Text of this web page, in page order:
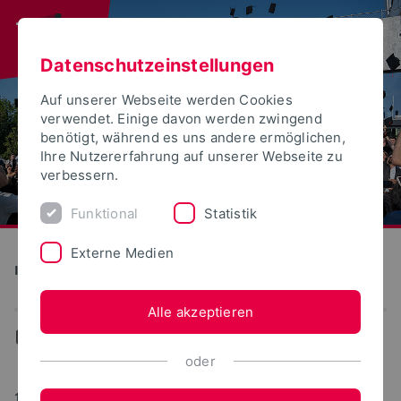
Institute for Life Science Technologies
... News
14.03.2017
Datenschutzeinstellungen
Auf unserer Webseite werden Cookies
verwendet. Einige davon werden zwingend
benötigt, während es uns andere ermöglichen,
Ihre Nutzererfahrung auf unserer Webseite zu
verbessern.
Funktional Statistik
Externe Medien
Alle akzeptieren
oder